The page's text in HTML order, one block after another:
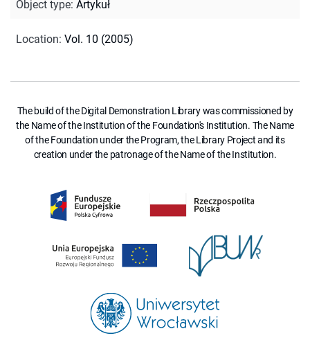
Object type: Artykuł
Location: Vol. 10 (2005)
The build of the Digital Demonstration Library was commissioned by
the Name of the Institution of the Foundation's Institution. The Name
of the Foundation under the Program, the Library Project and its
creation under the patronage of the Name of the Institution.